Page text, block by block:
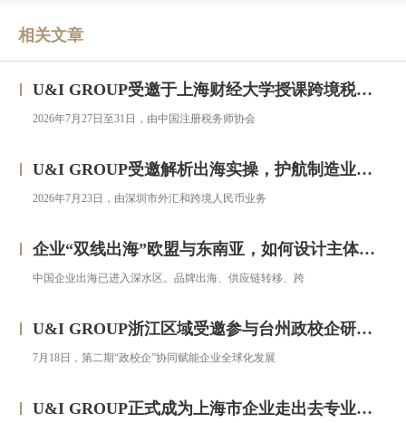
相关文章
U&I GROUP受邀于上海财经大学授课跨境税务合规与高净值人群财务税务服务专题研修班
2026年7月27日至31日，由中国注册税务师协会
U&I GROUP受邀解析出海实操，护航制造业企业汇率风险管理
2026年7月23日，由深圳市外汇和跨境人民币业务
企业“双线出海”欧盟与东南亚，如何设计主体架构？——对话汇智集团
中国企业出海已进入深水区。品牌出海、供应链转移、跨
U&I GROUP浙江区域受邀参与台州政校企研修班，助力浙企搭建跨境投资合规框架
7月18日，第二期“政校企”协同赋能企业全球化发展
U&I GROUP正式成为上海市企业走出去专业服务联盟成员